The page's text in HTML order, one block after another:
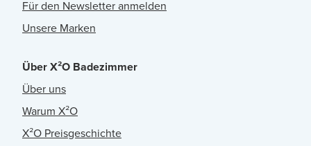
Für den Newsletter anmelden
Unsere Marken
Über X²O Badezimmer
Über uns
Warum X²O
X²O Preisgeschichte